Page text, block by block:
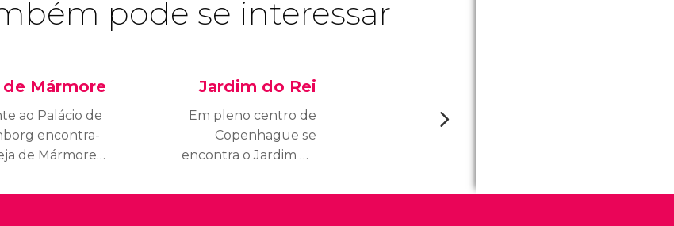
pode se interessar
de Mármore
ao Palácio de
encontra-
de Mármore
de 50
Jardim do Rei
Em pleno centro de
Copenhague se
encontra o Jardim do
pulmão verde